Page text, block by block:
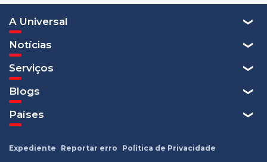
A Universal
Notícias
Serviços
Blogs
Países
Expediente Reportar erro Política de Privacidade